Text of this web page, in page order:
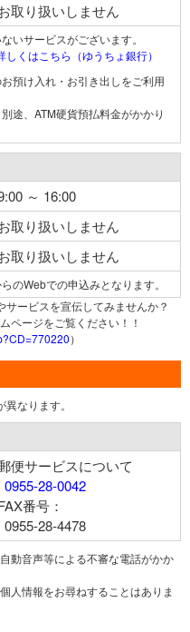
取り扱いしません
いサービスがございます。
くはこちら（ゆうちょ銀行）
預け入れ・お引き出しをご利用
途、ATM硬貨預払料金がかかり
～ 16:00
取り扱いしません
取り扱いしません
のWebでの申込みとなります。
ービスを宣伝してみませんか？
ページをご覧ください！！
）
なります。
便サービスについて
0955-28-0042
番号：
0955-28-4478
動音声等による不審な電話がかか
人情報をお尋ねすることはありま